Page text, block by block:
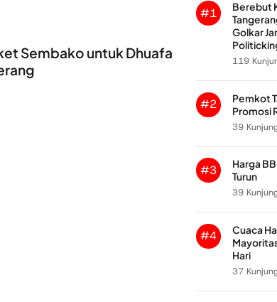
Sembako untuk Dhuafa
#1
Berebut
Golkar
119
#2
Pemkot
Promosi
39
#3
Harga
Turun
39
#4
Cuaca
Hari
37